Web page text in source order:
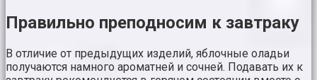
Правильно преподносим к завтраку
В отличие от предыдущих изделий, яблочные оладьи
получаются намного ароматней и сочней. Подавать их к